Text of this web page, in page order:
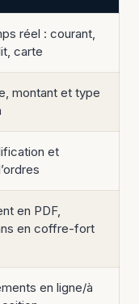
réel : courant,
carte
montant et type
et
en PDF,
en coffre-fort
en ligne/à